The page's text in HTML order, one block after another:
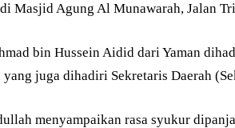
Masjid Agung Al Munawarah, Jalan
bin Hussein Aidid dari Yaman
yang juga dihadiri Sekretaris Daerah
menyampaikan rasa syukur